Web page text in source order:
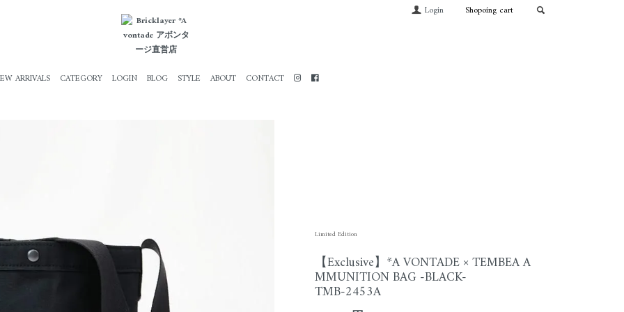
Login Shopoing cart
ARRIVALS CATEGORY LOGIN BLOG STYLE ABOUT CONTACT
Limited Edition
【Exclusive】*A VONTADE × TEMBEA A
MMUNITION BAG -BLACK-
TMB-2453A